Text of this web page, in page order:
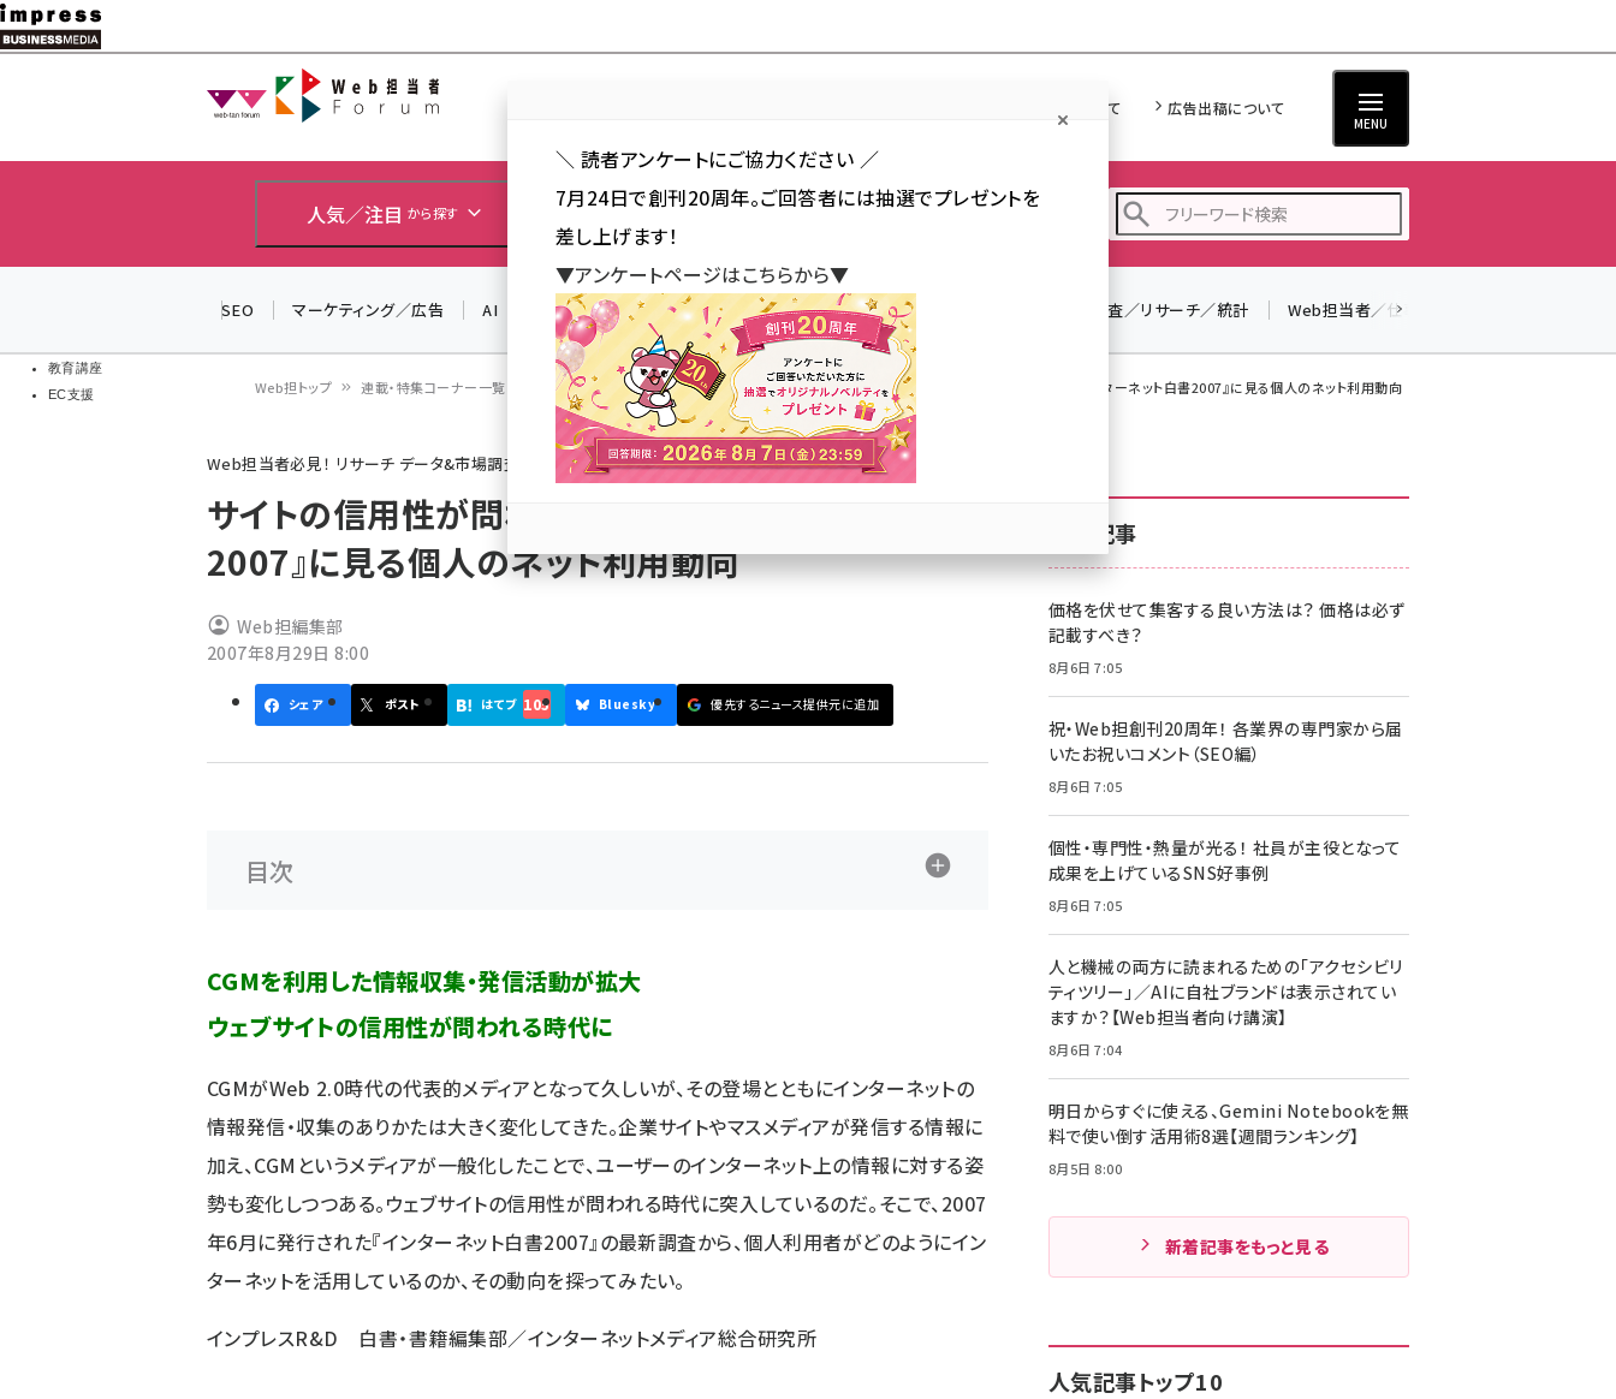
メ
イ
教育講座
EC支援
Web担当者Forum
Web担について 広告出稿について
MENU
人気／注目 から探す カテゴリ／種別 から探す セミナー／イベント から探す
ai (2801)
z世代 (1620)
meo (1274)
SEO マーケティング／広告 AI SNS アクセス解析／データ分析 サイト制作／デザイン 調査／リサーチ／統計 Web担当者／仕事
ン
く
ず
Web担トップ 連載・特集コーナー一覧 Web担当者必見！ リサーチ データ&市場調査レポート サイトの信用性が問われる時代――『インターネット白書2007』に見る個人のネット利用動向
Web担当者必見！ リサーチ データ&市場調査レポート
サイトの信用性が問われる時代――『インターネット白書
2007』に見る個人のネット利用動向
Web担編集部
2007年8月29日 8:00
シェア ポスト はてブ 105 Bluesky 優先するニュース提供元に追加
目次
CGMを利用した情報収集・発信活動が拡大
ウェブサイトの信用性が問われる時代に
CGMがWeb 2.0時代の代表的メディアとなって久しいが、その登場とともにインターネットの
情報発信・収集のありかたは大きく変化してきた。企業サイトやマスメディアが発信する情報に
加え、CGMというメディアが一般化したことで、ユーザーのインターネット上の情報に対する姿
勢も変化しつつある。ウェブサイトの信用性が問われる時代に突入しているのだ。そこで、2007
年6月に発行された『インターネット白書2007』の最新調査から、個人利用者がどのようにイン
ターネットを活用しているのか、その動向を探ってみたい。
インプレスR&D 白書・書籍編集部／インターネットメディア総合研究所
新着記事
価格を伏せて集客する良い方法は？ 価格は必ず
記載すべき？
8月6日 7:05
祝・Web担創刊20周年！ 各業界の専門家から届
いたお祝いコメント（SEO編）
8月6日 7:05
個性・専門性・熱量が光る！ 社員が主役となって
成果を上げているSNS好事例
8月6日 7:05
人と機械の両方に読まれるための「アクセシビリ
ティツリー」／AIに自社ブランドは表示されてい
ますか？【Web担当者向け講演】
8月6日 7:04
明日からすぐに使える、Gemini Notebookを無
料で使い倒す活用術8選【週間ランキング】
8月5日 8:00
新着記事をもっと見る
人気記事トップ10
＼ 読者アンケートにご協力ください ／
7月24日で創刊20周年。ご回答者には抽選でプレゼントを
差し上げます！
▼アンケートページはこちらから▼